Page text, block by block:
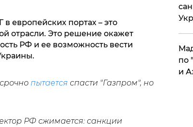
европейских портах – это
отрасли. Это решение окажет
РФ и ее возможность вести
пытается спасти "Газпром", но
РФ сжимается: санкции
по
и